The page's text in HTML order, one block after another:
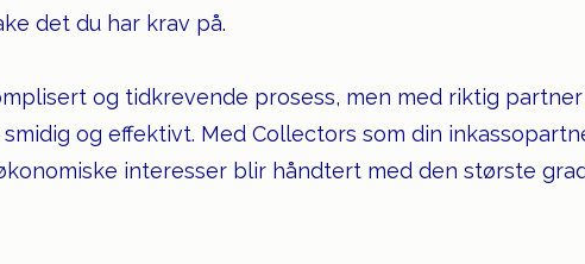
det du har krav på.
og tidkrevende prosess, men med riktig
og effektivt. Med Collectors som din
interesser blir håndtert med den største